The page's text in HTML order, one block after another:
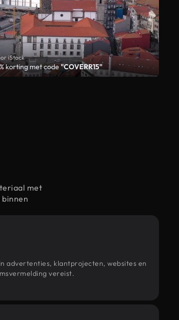
iStock
korting met code"COVERR15"
met
advertenties, klantprojecten, websites en
vereist.